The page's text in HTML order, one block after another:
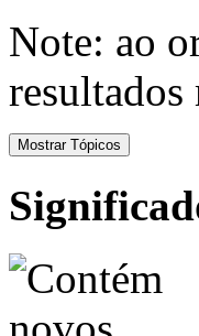
Note: ao